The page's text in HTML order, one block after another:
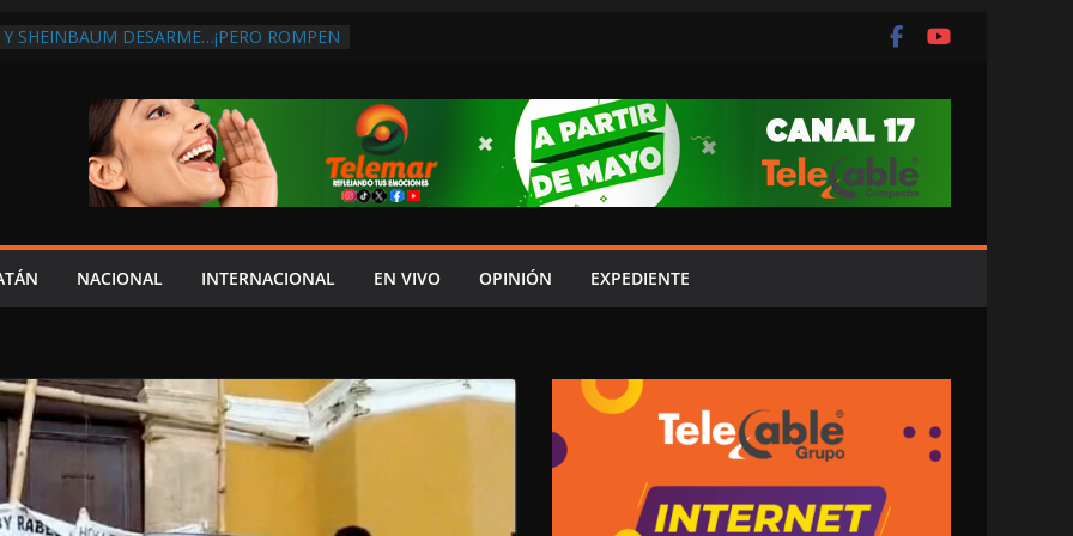
SHEINBAUM DESARME…¡PERO ROMPEN
DISCURSO DE LAYDA AL REVELAR QUE
LA PEOR CAÍDA DE
DEL PAÍS, POR PÉSIMA RECAUDACIÓN
POLÍTICAS EN
ASUME CULPA DEL HIJO?
SOBRE LA CARRETERA LIBRE
NACIONAL INTERNACIONAL EN VIVO OPINIÓN EXPEDIENTE